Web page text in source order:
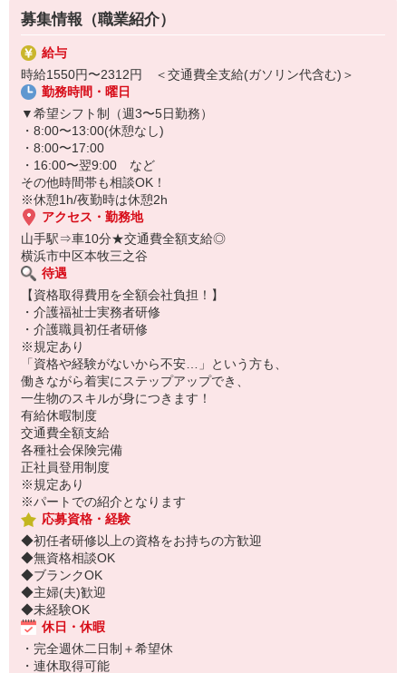
・施設内の環境整備
・必要に応じた生活介助 など
入居している高齢者のほとんどは健康で元気な方々です！
がっつり介護ではなく、快適な生活を送っていただくためのサポー
ト業務がメイン♪
履歴書などの必要書類がそろっていなくても大丈夫です◎
専属コーディネーターと一緒に作成しましょう★
募集情報（職業紹介）
給与
時給1550円〜2312円 ＜交通費全支給(ガソリン代含む)＞
勤務時間・曜日
▼希望シフト制（週3〜5日勤務）
・8:00〜13:00(休憩なし)
・8:00〜17:00
・16:00〜翌9:00 など
その他時間帯も相談OK！
※休憩1h/夜勤時は休憩2h
アクセス・勤務地
山手駅⇒車10分★交通費全額支給◎
横浜市中区本牧三之谷
待遇
【資格取得費用を全額会社負担！】
・介護福祉士実務者研修
・介護職員初任者研修
※規定あり
「資格や経験がないから不安…」という方も、
働きながら着実にステップアップでき、
一生物のスキルが身につきます！
有給休暇制度
交通費全額支給
各種社会保険完備
正社員登用制度
※規定あり
※パートでの紹介となります
応募資格・経験
◆初任者研修以上の資格をお持ちの方歓迎
◆無資格相談OK
◆ブランクOK
◆主婦(夫)歓迎
◆未経験OK
休日・休暇
・完全週休二日制＋希望休
・連休取得可能